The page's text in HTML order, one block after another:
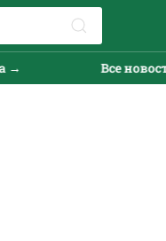
Все